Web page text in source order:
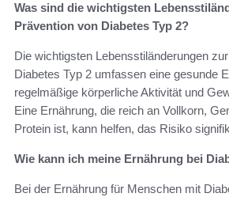
Was sind die wichtigsten
Prävention von Diabetes Typ 2?
Die wichtigsten Lebensstiländerungen
Diabetes Typ 2 umfassen eine gesunde
regelmäßige körperliche Aktivität und
Eine Ernährung, die reich an Vollkorn,
Protein ist, kann helfen, das Risiko
Wie kann ich meine Ernährung bei
Bei der Ernährung für Menschen mit